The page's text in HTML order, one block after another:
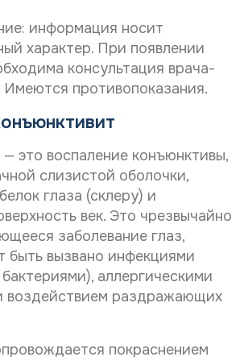
информация носит
характер. При появлении
консультация врача-
Имеются противопоказания.
это воспаление конъюнктивы,
слизистой оболочки,
глаза (склеру) и
век. Это чрезвычайно
заболевание глаз,
быть вызвано инфекциями
аллергическими
воздействием раздражающих
покраснением
наобработку персональных
на получение информационной
Отправить
лечебного учреждения*